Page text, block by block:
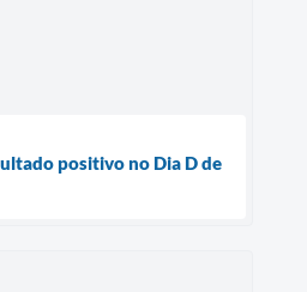
positivo no Dia D de